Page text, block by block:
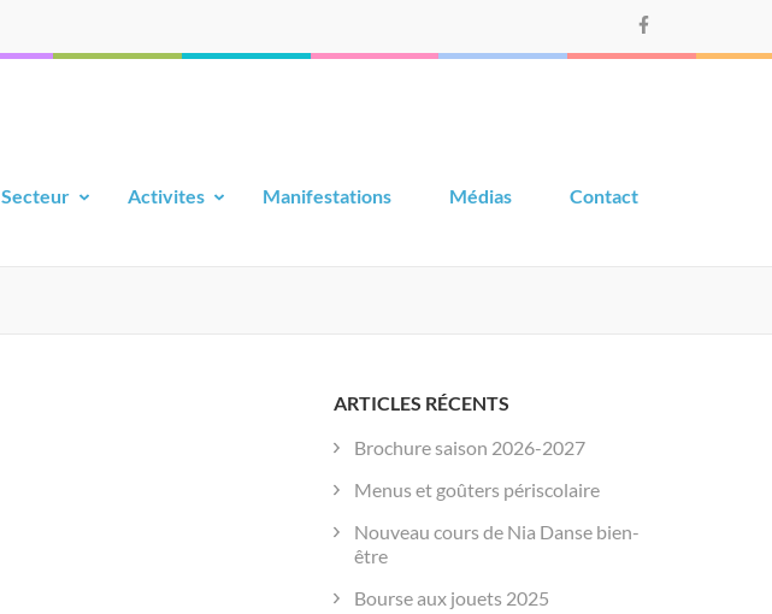
Secteur Activites Manifestations Médias Contact
ARTICLES RÉCENTS
Brochure saison 2026-2027
Menus et goûters périscolaire
Nouveau cours de Nia Danse bien-
être
Bourse aux jouets 2025